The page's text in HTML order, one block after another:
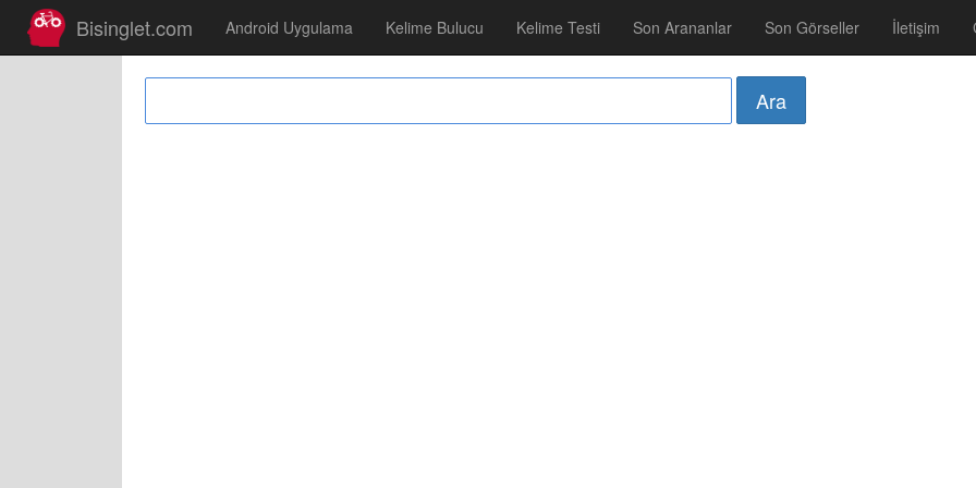
Bisinglet.com Android Uygulama Kelime Bulucu Kelime Testi Son Arananlar Son Görseller İletişim